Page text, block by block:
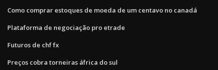
Como comprar estoques de moeda de um centavo no canadá
Plataforma de negociação pro etrade
Futuros de chf fx
Preços cobra torneiras áfrica do sul